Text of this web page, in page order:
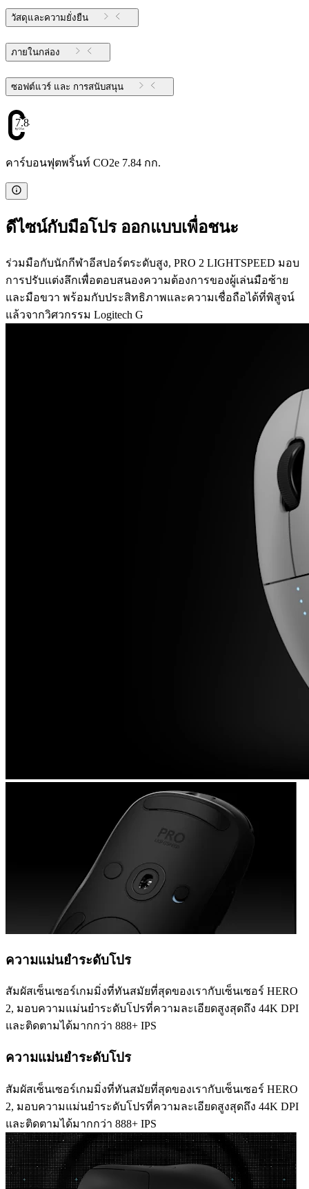
วัสดุและความยั่งยืน
ภายในกล่อง
ซอฟต์แวร์ และ การสนับสนุน
7.84
คาร์บอนฟุตพริ้นท์ CO2e 7.84 กก.
ดีไซน์กับมือโปร ออกแบบเพื่อชนะ
ร่วมมือกับนักกีฬาอีสปอร์ตระดับสูง, PRO 2 LIGHTSPEED มอบ
การปรับแต่งลึกเพื่อตอบสนองความต้องการของผู้เล่นมือซ้าย
และมือขวา พร้อมกับประสิทธิภาพและความเชื่อถือได้ที่พิสูจน์
แล้วจากวิศวกรรม Logitech G
ความแม่นยำระดับโปร
สัมผัสเซ็นเซอร์เกมมิ่งที่ทันสมัยที่สุดของเรากับเซ็นเซอร์ HERO
2, มอบความแม่นยำระดับโปรที่ความละเอียดสูงสุดถึง 44K DPI
และติดตามได้มากกว่า 888+ IPS
ความแม่นยำระดับโปร
สัมผัสเซ็นเซอร์เกมมิ่งที่ทันสมัยที่สุดของเรากับเซ็นเซอร์ HERO
2, มอบความแม่นยำระดับโปรที่ความละเอียดสูงสุดถึง 44K DPI
และติดตามได้มากกว่า 888+ IPS